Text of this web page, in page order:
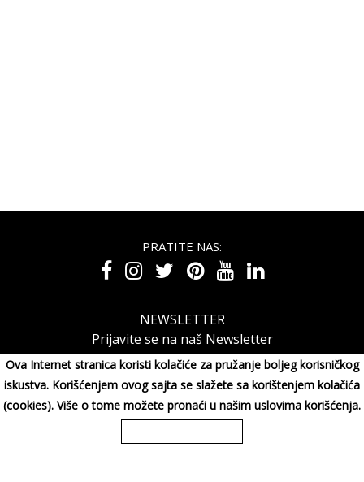
Ova Internet stranica koristi kolačiće za pružanje boljeg korisničkog
iskustva. Korišćenjem ovog sajta se slažete sa korištenjem kolačića
(cookies). Više o tome možete pronaći u našim uslovima korišćenja.
PRATITE NAS:
NEWSLETTER
Prijavite se na naš Newsletter
MAXIMORA GROUP DOO Miluna Pantića 15, 34000 KRAGUJE,
Srbija065/3003001